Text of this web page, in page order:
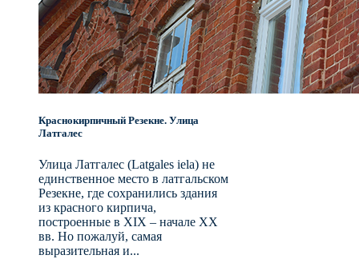
Краснокирпичный Резекне. Улица
Латгалес
Улица Латгалес (Latgales iela) не
единственное место в латгальском
Резекне, где сохранились здания
из красного кирпича,
построенные в XIX – начале XX
вв. Но пожалуй, самая
выразительная и...